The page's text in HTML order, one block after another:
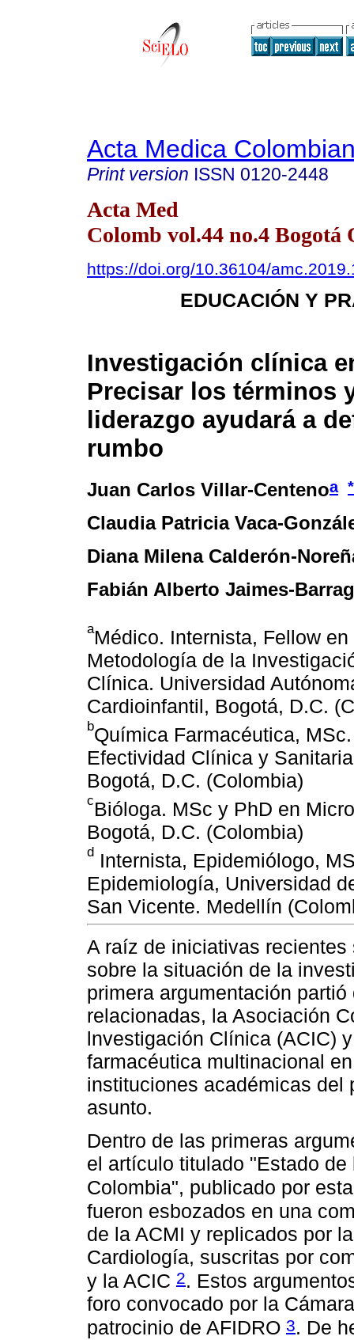
Acta Medica
Print version ISSN 0120-2448
Acta Med
Colomb vol.44 no.4 Bogotá
https://doi.org/10.36104/
EDUCACIÓN Y
Investigación clínica
Precisar los términos
liderazgo ayudará a
rumbo
Juan Carlos Villar-Centenoa *
Claudia Patricia Vaca-
Diana Milena Calderón-
Fabián Alberto Jaimes-
aMédico. Internista, Fellow
Metodología de la
Clínica. Universidad
Cardioinfantil, Bogotá, D.C.
bQuímica Farmacéutica,
Efectividad Clínica y
Bogotá, D.C. (Colombia)
cBióloga. MSc y PhD en
Bogotá, D.C. (Colombia)
d Internista, Epidemiólogo,
Epidemiología, Universidad
San Vicente. Medellín
A raíz de iniciativas
sobre la situación de la
primera argumentación
relacionadas, la Asociación
lnvestigación Clínica (ACIC)
farmacéutica multinacional
instituciones académicas del
asunto.
Dentro de las primeras
el artículo titulado "Estado
Colombia", publicado por
fueron esbozados en una
de la ACMI y replicados por
Cardiología, suscritas por
y la ACIC 2. Estos
foro convocado por la
patrocinio de AFIDRO 3. De